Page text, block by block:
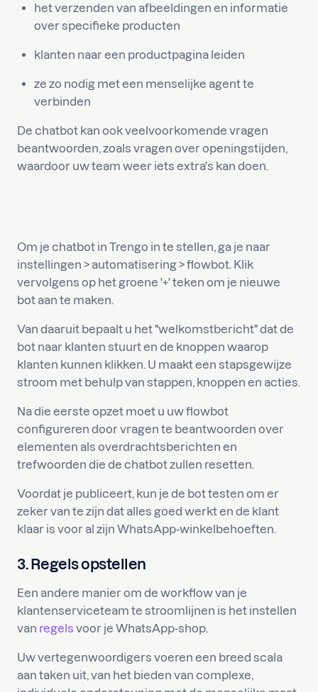
het verzenden van afbeeldingen en informatie
over specifieke producten
klanten naar een productpagina leiden
ze zo nodig met een menselijke agent te
verbinden
De chatbot kan ook veelvoorkomende vragen
beantwoorden, zoals vragen over openingstijden,
waardoor uw team weer iets extra's kan doen.
Om je chatbot in Trengo in te stellen, ga je naar
instellingen > automatisering > flowbot. Klik
vervolgens op het groene '+' teken om je nieuwe
bot aan te maken.
Van daaruit bepaalt u het "welkomstbericht" dat de
bot naar klanten stuurt en de knoppen waarop
klanten kunnen klikken. U maakt een stapsgewijze
stroom met behulp van stappen, knoppen en acties.
Na die eerste opzet moet u uw flowbot
configureren door vragen te beantwoorden over
elementen als overdrachtsberichten en
trefwoorden die de chatbot zullen resetten.
Voordat je publiceert, kun je de bot testen om er
zeker van te zijn dat alles goed werkt en de klant
klaar is voor al zijn WhatsApp-winkelbehoeften.
3. Regels opstellen
Een andere manier om de workflow van je
klantenserviceteam te stroomlijnen is het instellen
van regels voor je WhatsApp-shop.
Uw vertegenwoordigers voeren een breed scala
aan taken uit, van het bieden van complexe,